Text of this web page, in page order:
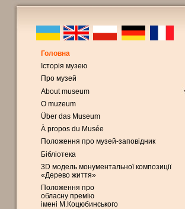
Головна
Історія музею
Про музей
About museum
O muzeum
Über das Museum
À propos du Musée
Положення про музей-заповідник
Бібліотека
3D модель монументальної композиції
«Дерево життя»
Положення про
обласну премію
імені М.Коцюбинського